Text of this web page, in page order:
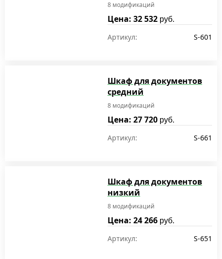
8 модификаций
Цена: 32 532 руб.
Артикул: S-601
Шкаф для документов
средний
8 модификаций
Цена: 27 720 руб.
Артикул: S-661
Шкаф для документов
низкий
8 модификаций
Цена: 24 266 руб.
Артикул: S-651